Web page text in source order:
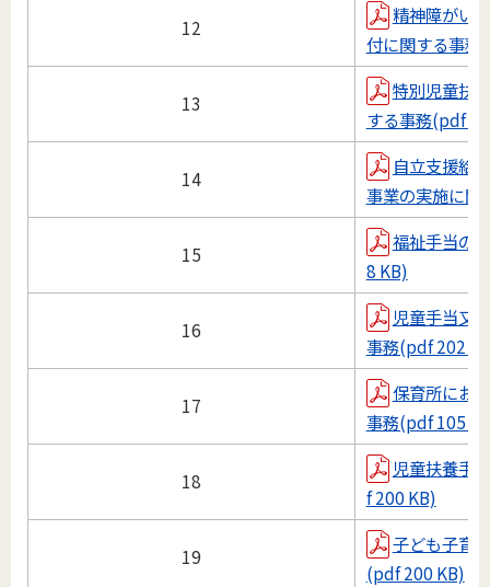
12
精神障がい
付に関する事
13
特別児童扶
する事務(pdf
14
自立支援給
事業の実施に
15
福祉手当の
8 KB)
16
児童手当又
事務(pdf 202
17
保育所にお
事務(pdf 105
18
児童扶養手
f 200 KB)
19
子ども子育
(pdf 200 KB)